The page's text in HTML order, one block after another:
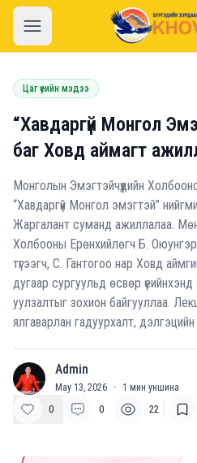
khovd.mn
Цаг үеийн мэдээ
“Хавдаргүй Монгол
баг Ховд аймагт
Монголын Эмэгтэйчүүдийн
“Хавдаргүй Монгол эмэгтэй”
Жаргалант суманд ажиллалаа.
Холбооны Ерөнхийлөгч Б.
түгээгч, С. Гантогоо нар Ховд
дугаар сургуульд өсвөр
уулзалтыг зохион байгууллаа.
ялгаварлан гадуурхалт,
A Admin
May 13, 2026 · 1 мин уншина
0
0 22